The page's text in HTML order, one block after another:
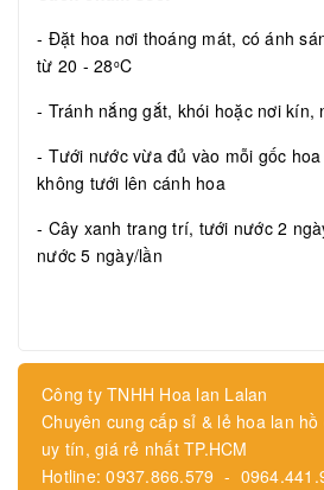
- Đặt hoa nơi thoáng mát, có ánh
từ 20 - 28oC
- Tránh nắng gắt, khói hoặc nơi kín,
- Tưới nước vừa đủ vào mỗi gốc
không tưới lên cánh hoa
- Cây xanh trang trí, tưới nước 2
nước 5 ngày/lần
Công ty TNHH Hoa lan Lalan
Chuyên cung cấp sỉ & lẻ hoa lan
uy tín, giá rẻ nhất TP.HCM
Hotline: 0937.866.579 -